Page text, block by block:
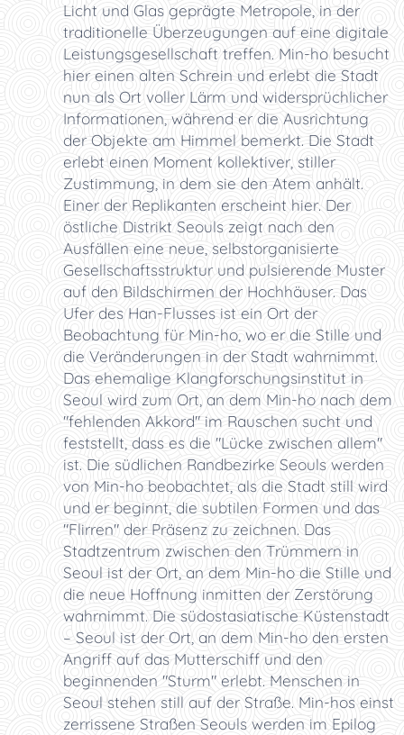
Licht und Glas geprägte Metropole, in der
traditionelle Überzeugungen auf eine digitale
Leistungsgesellschaft treffen. Min-ho besucht
hier einen alten Schrein und erlebt die Stadt
nun als Ort voller Lärm und widersprüchlicher
Informationen, während er die Ausrichtung
der Objekte am Himmel bemerkt. Die Stadt
erlebt einen Moment kollektiver, stiller
Zustimmung, in dem sie den Atem anhält.
Einer der Replikanten erscheint hier. Der
östliche Distrikt Seouls zeigt nach den
Ausfällen eine neue, selbstorganisierte
Gesellschaftsstruktur und pulsierende Muster
auf den Bildschirmen der Hochhäuser. Das
Ufer des Han-Flusses ist ein Ort der
Beobachtung für Min-ho, wo er die Stille und
die Veränderungen in der Stadt wahrnimmt.
Das ehemalige Klangforschungsinstitut in
Seoul wird zum Ort, an dem Min-ho nach dem
"fehlenden Akkord" im Rauschen sucht und
feststellt, dass es die "Lücke zwischen allem"
ist. Die südlichen Randbezirke Seouls werden
von Min-ho beobachtet, als die Stadt still wird
und er beginnt, die subtilen Formen und das
"Flirren" der Präsenz zu zeichnen. Das
Stadtzentrum zwischen den Trümmern in
Seoul ist der Ort, an dem Min-ho die Stille und
die neue Hoffnung inmitten der Zerstörung
wahrnimmt. Die südostasiatische Küstenstadt
– Seoul ist der Ort, an dem Min-ho den ersten
Angriff auf das Mutterschiff und den
beginnenden "Sturm" erlebt. Menschen in
Seoul stehen still auf der Straße. Min-hos einst
zerrissene Straßen Seouls werden im Epilog